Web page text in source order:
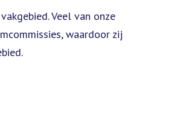
Veel van onze
waardoor zij